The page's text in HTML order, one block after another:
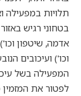
תלויות במפעילה
בטחוני רגיש
אדמה, שיטפון
וכו') ועיכובים
המפעילה בשל
לפטור את